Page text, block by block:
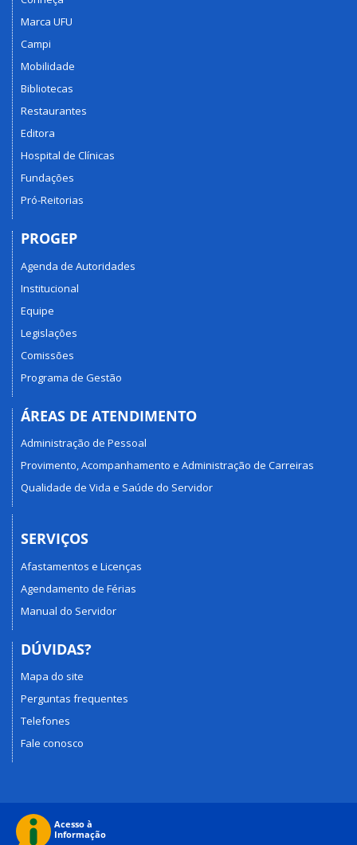
Marca UFU
Campi
Mobilidade
Bibliotecas
Restaurantes
Editora
Hospital de Clínicas
Fundações
Pró-Reitorias
PROGEP
Agenda de Autoridades
Institucional
Equipe
Legislações
Comissões
Programa de Gestão
ÁREAS DE ATENDIMENTO
Administração de Pessoal
Provimento, Acompanhamento e Administração de Carreiras
Qualidade de Vida e Saúde do Servidor
SERVIÇOS
Afastamentos e Licenças
Agendamento de Férias
Manual do Servidor
DÚVIDAS?
Mapa do site
Perguntas frequentes
Telefones
Fale conosco